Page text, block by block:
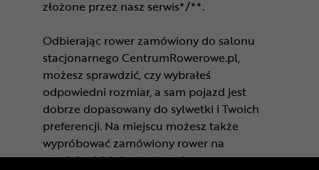
złożone przez nasz serwis*/**.
Odbierając rower zamówiony do salonu
stacjonarnego CentrumRowerowe.pl,
możesz sprawdzić, czy wybrałeś
odpowiedni rozmiar, a sam pojazd jest
dobrze dopasowany do sylwetki i Twoich
preferencji. Na miejscu możesz także
wypróbować zamówiony rower na
specjalnej ścieżce testowej.